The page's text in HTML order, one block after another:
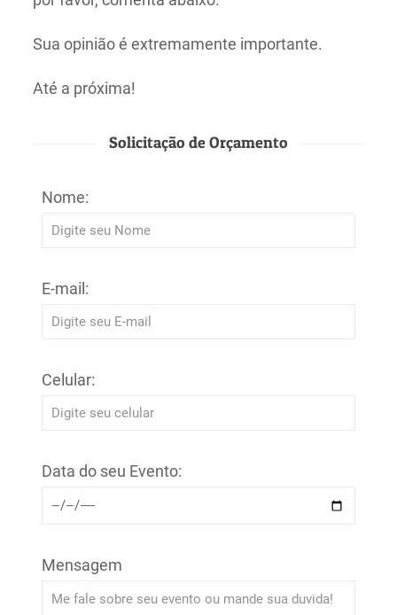
Sua opinião é extremamente importante.
Até a próxima!
Solicitação de Orçamento
Nome:
E-mail:
Celular:
Data do seu Evento:
Mensagem